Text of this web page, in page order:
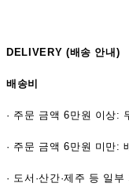
DELIVERY (배송 안내)
배송비
· 주문 금액 6만원 이상:
· 주문 금액 6만원 미만:
· 도서·산간·제주 등 일